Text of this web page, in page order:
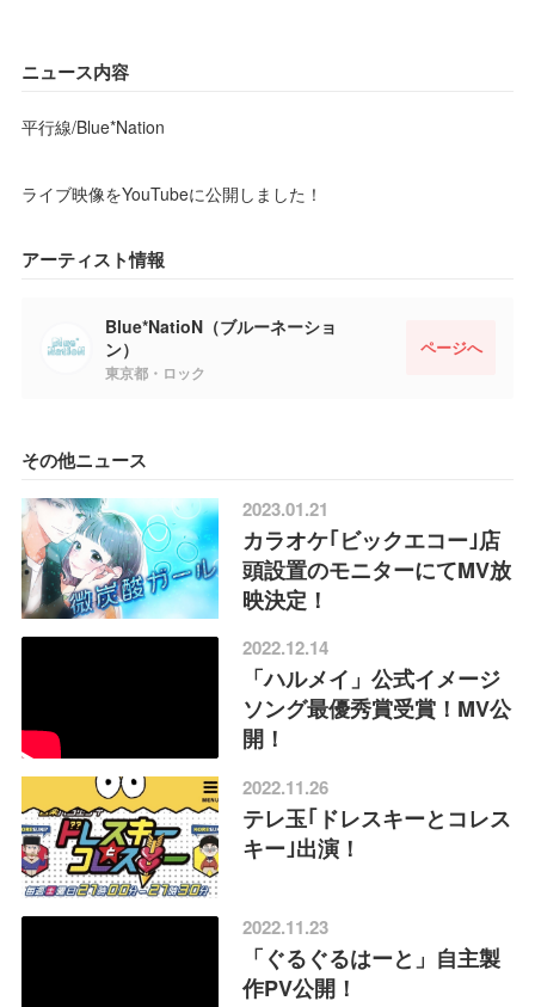
ニュース内容
平行線/Blue*Nation
ライブ映像をYouTubeに公開しました！
アーティスト情報
Blue*NatioN（ブルーネーショ
ン）
東京都・ロック
ページへ
その他ニュース
2023.01.21
カラオケ｢ビックエコー｣店
頭設置のモニターにてMV放
映決定！
2022.12.14
「ハルメイ」公式イメージ
ソング最優秀賞受賞！MV公
開！
2022.11.26
テレ玉｢ドレスキーとコレス
キー｣出演！
2022.11.23
「ぐるぐるはーと」自主製
作PV公開！